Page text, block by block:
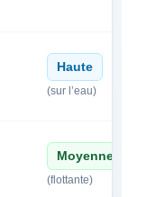
Haute
(sur l’eau)
Moyenne
(flottante)